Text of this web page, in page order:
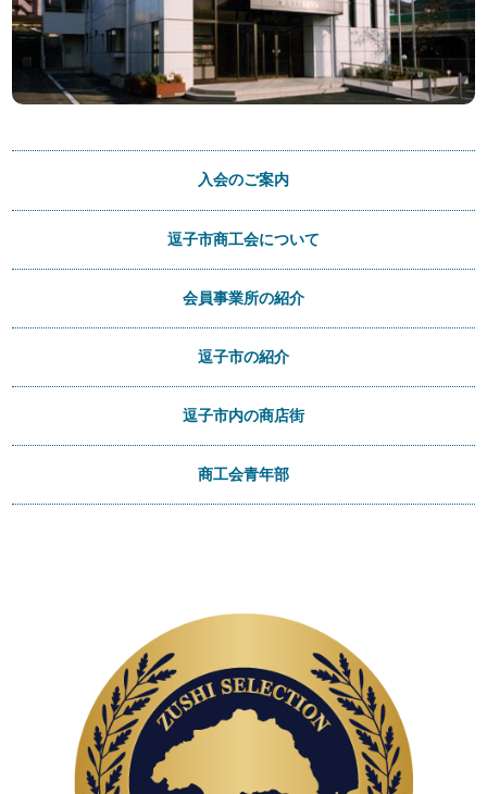
入会のご案内
逗子市商工会について
会員事業所の紹介
逗子市の紹介
逗子市内の商店街
商工会青年部